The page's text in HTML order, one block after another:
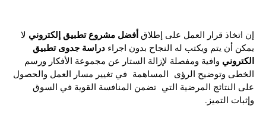
إن اتخاذ قرار العمل على إطلاق أفضل مشروع تطبيق إلكتروني لا
يمكن أن يتم ويكتب له النجاح بدون اجراء دراسة جدوى تطبيق
الكتروني وافية ومفصلة لإزالة الستار عن مجموعة الأفكار ورسم
الخطى وتوضيح الرؤى المساهمة في تغيير مسار العمل والحصول
على النتائج المرضية التي تضمن المنافسة القوية في السوق
وإثبات التميز.